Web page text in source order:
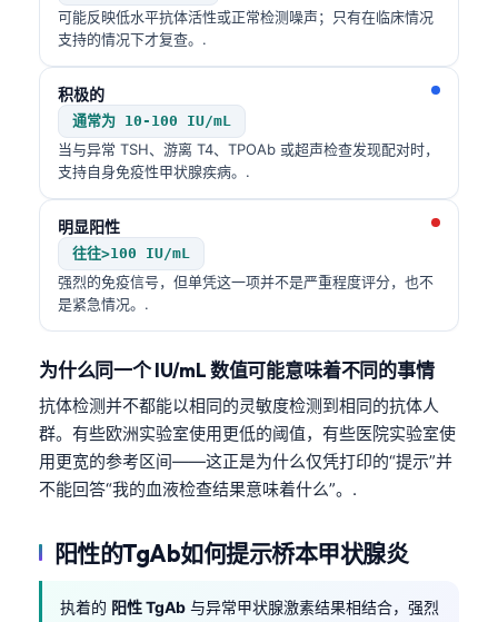
可能反映低水平抗体活性或正常检测噪声；只有在临床情况
支持的情况下才复查。.
积极的
通常为 10-100 IU/mL
当与异常 TSH、游离 T4、TPOAb 或超声检查发现配对时，
支持自身免疫性甲状腺疾病。.
明显阳性
往往>100 IU/mL
强烈的免疫信号，但单凭这一项并不是严重程度评分，也不
是紧急情况。.
为什么同一个 IU/mL 数值可能意味着不同的事情
抗体检测并不都能以相同的灵敏度检测到相同的抗体人
群。有些欧洲实验室使用更低的阈值，有些医院实验室使
用更宽的参考区间——这正是为什么仅凭打印的“提示”并
不能回答“我的血液检查结果意味着什么”。.
阳性的TgAb如何提示桥本甲状腺炎
执着的 阳性 TgAb 与异常甲状腺激素结果相结合，强烈